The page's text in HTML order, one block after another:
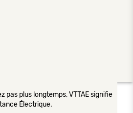
pas plus longtemps, VTTAE signifie
Électrique.